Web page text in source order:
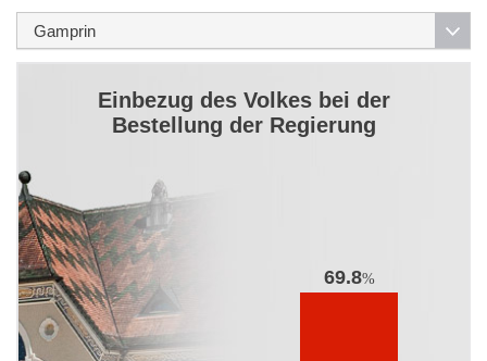
Einbezug des Volkes bei der
Bestellung der Regierung
69.8%